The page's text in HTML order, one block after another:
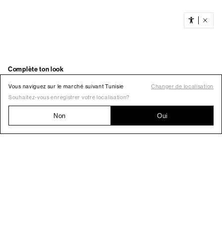
Vous naviguez sur le marché suivant Tunisie
Changer de localisation
Souhaitez-vous enregistrer votre localisation?
Non Oui